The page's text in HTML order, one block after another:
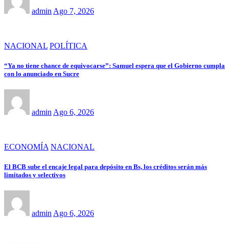
admin Ago 7, 2026
NACIONAL POLÍTICA
“Ya no tiene chance de equivocarse”: Samuel espera que el Gobierno cumpla
con lo anunciado en Sucre
admin Ago 6, 2026
ECONOMÍA NACIONAL
El BCB sube el encaje legal para depósito en Bs, los créditos serán más
limitados y selectivos
admin Ago 6, 2026